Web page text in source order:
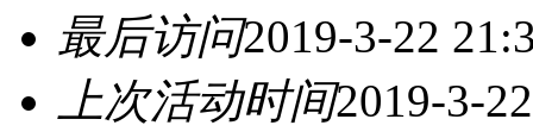
最后访问2019-3-22
上次活动时间2019-3-